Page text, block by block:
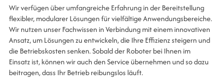
Wir verfügen über umfangreiche Erfahrung in der Bereitstellung
flexibler, modularer Lösungen für vielfältige Anwendungsbereiche.
Wir nutzen unser Fachwissen in Verbindung mit einem innovativen
Ansatz, um Lösungen zu entwickeln, die Ihre Effizienz steigern und
die Betriebskosten senken. Sobald der Roboter bei Ihnen im
Einsatz ist, können wir auch den Service übernehmen und so dazu
beitragen, dass Ihr Betrieb reibungslos läuft.